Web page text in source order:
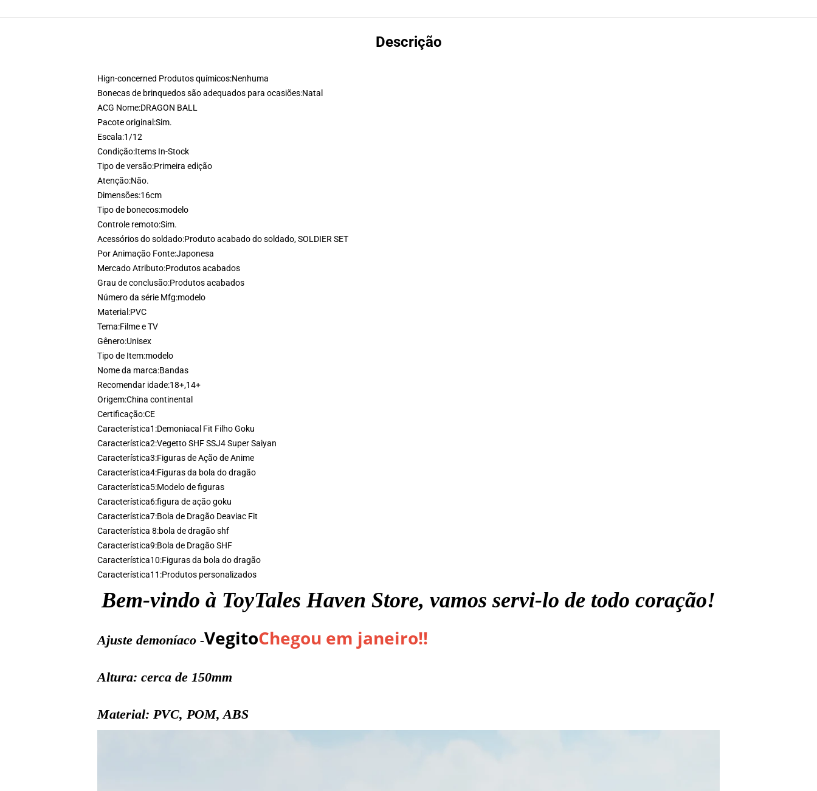
Descrição
Hign-concerned Produtos químicos:Nenhuma
Bonecas de brinquedos são adequados para ocasiões:Natal
ACG Nome:DRAGON BALL
Pacote original:Sim.
Escala:1/12
Condição:Items In-Stock
Tipo de versão:Primeira edição
Atenção:Não.
Dimensões:16cm
Tipo de bonecos:modelo
Controle remoto:Sim.
Acessórios do soldado:Produto acabado do soldado, SOLDIER SET
Por Animação Fonte:Japonesa
Mercado Atributo:Produtos acabados
Grau de conclusão:Produtos acabados
Número da série Mfg:modelo
Material:PVC
Tema:Filme e TV
Gênero:Unisex
Tipo de Item:modelo
Nome da marca:Bandas
Recomendar idade:18+,14+
Origem:China continental
Certificação:CE
Característica1:Demoniacal Fit Filho Goku
Característica2:Vegetto SHF SSJ4 Super Saiyan
Característica3:Figuras de Ação de Anime
Característica4:Figuras da bola do dragão
Característica5:Modelo de figuras
Característica6:figura de ação goku
Característica7:Bola de Dragão Deaviac Fit
Característica 8:bola de dragão shf
Característica9:Bola de Dragão SHF
Característica10:Figuras da bola do dragão
Característica11:Produtos personalizados
Bem-vindo à ToyTales Haven Store, vamos servi-lo de todo coração!
Ajuste demoníaco -VegitoChegou em janeiro!!
Altura: cerca de 150mm
Material: PVC, POM, ABS